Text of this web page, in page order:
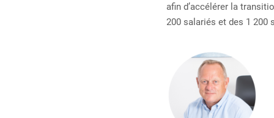
afin d’accélérer la
200 salariés et des 1 200